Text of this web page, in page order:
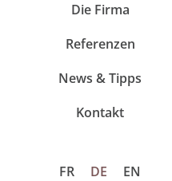
Die Firma
Referenzen
News & Tipps
Kontakt
FR DE EN